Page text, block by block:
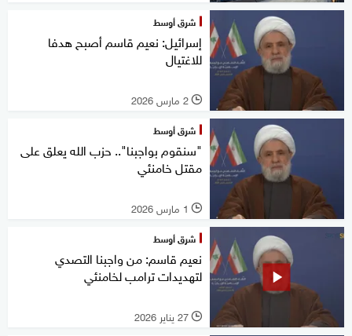
شرق أوسط
إسرائيل: نعيم قاسم أصبح هدفا
للاغتيال
l 2 مارس 2026
شرق أوسط
"سنقوم بواجبنا".. حزب الله يعلق على
مقتل خامنئي
l 1 مارس 2026
شرق أوسط
نعيم قاسم: من واجبنا التصدي
لتهديدات ترامب لخامنئي
l 27 يناير 2026